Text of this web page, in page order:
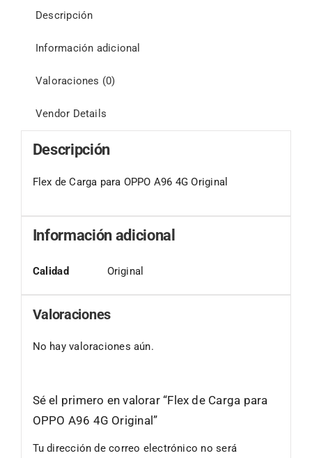
Descripción
Información adicional
Valoraciones (0)
Vendor Details
Descripción
Flex de Carga para OPPO A96 4G Original
Información adicional
Calidad Original
Valoraciones
No hay valoraciones aún.
Sé el primero en valorar “Flex de Carga para
OPPO A96 4G Original”
Tu dirección de correo electrónico no será